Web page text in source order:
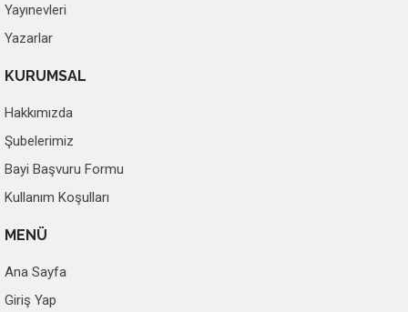
Yayınevleri
Yazarlar
KURUMSAL
Hakkımızda
Şubelerimiz
Bayi Başvuru Formu
Kullanım Koşulları
MENÜ
Ana Sayfa
Giriş Yap